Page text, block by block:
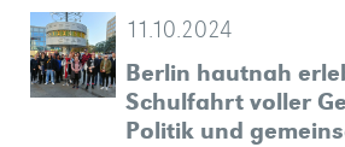
11.10.2024
Berlin hautnah
Schulfahrt voller
Politik und